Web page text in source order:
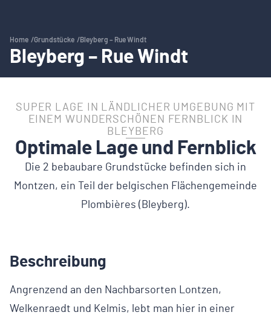
Home Grundstücke Bleyberg – Rue Windt
Bleyberg – Rue Windt
SUPER LAGE IN LÄNDLICHER UMGEBUNG MIT
EINEM WUNDERSCHÖNEN FERNBLICK IN
BLEYBERG
Optimale Lage und Fernblick
Die 2 bebaubare Grundstücke befinden sich in
Montzen, ein Teil der belgischen Flächengemeinde
Plombières (Bleyberg).
Beschreibung
Angrenzend an den Nachbarsorten Lontzen,
Welkenraedt und Kelmis, lebt man hier in einer